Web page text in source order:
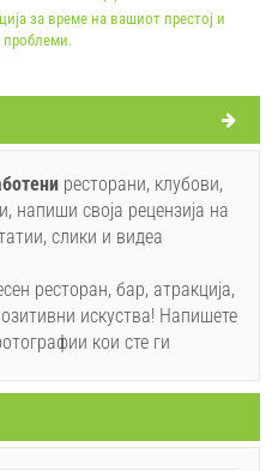
на добавувачот
на потврда
сега, наместо да имате
ги и кликнете
за време на вашиот престој и
ресторани, клубови,
напиши своја рецензија на
слики и видеа
ресторан, бар, атракција,
искуства! Напишете
кои сте ги